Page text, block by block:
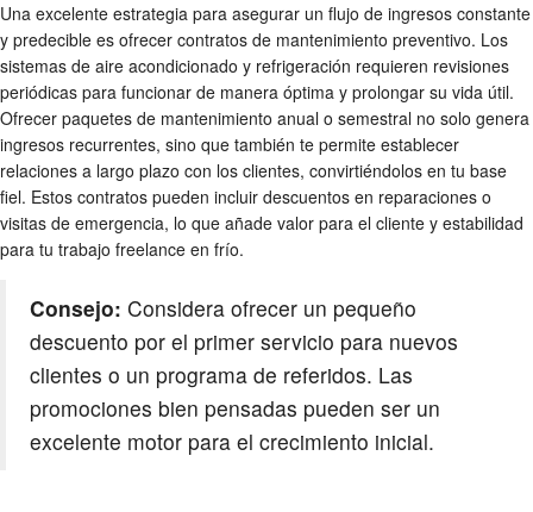
Una excelente estrategia para asegurar un flujo de ingresos constante
y predecible es ofrecer contratos de mantenimiento preventivo. Los
sistemas de aire acondicionado y refrigeración requieren revisiones
periódicas para funcionar de manera óptima y prolongar su vida útil.
Ofrecer paquetes de mantenimiento anual o semestral no solo genera
ingresos recurrentes, sino que también te permite establecer
relaciones a largo plazo con los clientes, convirtiéndolos en tu base
fiel. Estos contratos pueden incluir descuentos en reparaciones o
visitas de emergencia, lo que añade valor para el cliente y estabilidad
para tu trabajo freelance en frío.
Consejo: Considera ofrecer un pequeño
descuento por el primer servicio para nuevos
clientes o un programa de referidos. Las
promociones bien pensadas pueden ser un
excelente motor para el crecimiento inicial.